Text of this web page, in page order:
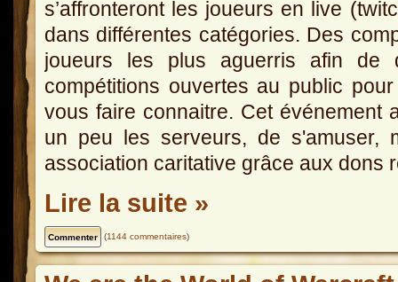
s’affronteront les joueurs en live
dans différentes catégories. Des
joueurs les plus aguerris afin de
compétitions ouvertes au public
vous faire connaitre. Cet événement
un peu les serveurs, de s'amuser,
association caritative grâce aux dons
Lire la suite »
(1144 commentaires)